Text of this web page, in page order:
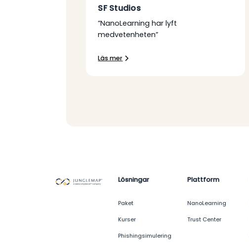
SF Studios
”NanoLearning har lyft
medvetenheten”
Läs mer
Lösningar
Paket
Kurser
Phishingsimulering
Plattform
NanoLearning
Trust Center